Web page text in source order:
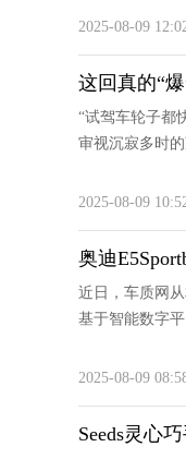
2025-08-09
这回真的“
“试驾车轮子都
审视沉寂多时
2025-08-09
奥迪
近日，车质网
基于智能数字
2025-08-09
Seeds灵心